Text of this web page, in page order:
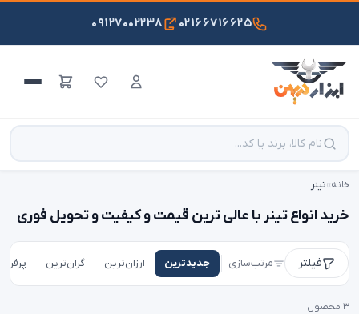
۰۲۱۶۶۷۱۶۶۲۵ ۰۹۱۲۷۰۰۲۲۳۸
خانه›
›تینر
خرید انواع تینر با عالی ترین قیمت و کیفیت و تحویل فوری
فیلتر مرتب‌سازی جدیدترین ارزان‌ترین گران‌ترین
۳ محصول